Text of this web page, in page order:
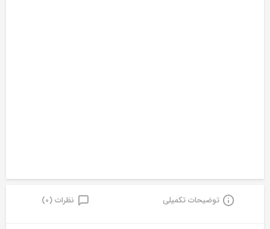
توضیحات تکمیلی نظرات (0)